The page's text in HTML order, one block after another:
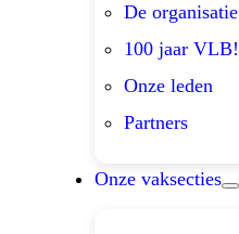
De organisatie
100 jaar VLB!
Onze leden
Partners
Onze vaksecties